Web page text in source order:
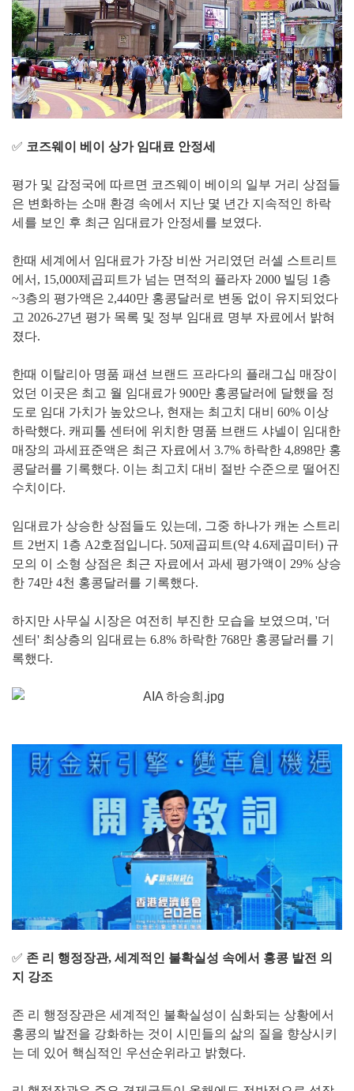
✅ 코즈웨이 베이 상가 임대료 안정세
평가 및 감정국에 따르면 코즈웨이 베이의 일부 거리 상점들
은 변화하는 소매 환경 속에서 지난 몇 년간 지속적인 하락
세를 보인 후 최근 임대료가 안정세를 보였다.
한때 세계에서 임대료가 가장 비싼 거리였던 러셀 스트리트
에서, 15,000제곱피트가 넘는 면적의 플라자 2000 빌딩 1층
~3층의 평가액은 2,440만 홍콩달러로 변동 없이 유지되었다
고 2026-27년 평가 목록 및 정부 임대료 명부 자료에서 밝혀
졌다.
한때 이탈리아 명품 패션 브랜드 프라다의 플래그십 매장이
었던 이곳은 최고 월 임대료가 900만 홍콩달러에 달했을 정
도로 임대 가치가 높았으나, 현재는 최고치 대비 60% 이상
하락했다. 캐피톨 센터에 위치한 명품 브랜드 샤넬이 임대한
매장의 과세표준액은 최근 자료에서 3.7% 하락한 4,898만 홍
콩달러를 기록했다. 이는 최고치 대비 절반 수준으로 떨어진
수치이다.
임대료가 상승한 상점들도 있는데, 그중 하나가 캐논 스트리
트 2번지 1층 A2호점입니다. 50제곱피트(약 4.6제곱미터) 규
모의 이 소형 상점은 최근 자료에서 과세 평가액이 29% 상승
한 74만 4천 홍콩달러를 기록했다.
하지만 사무실 시장은 여전히 부진한 모습을 보였으며, '더
센터' 최상층의 임대료는 6.8% 하락한 768만 홍콩달러를 기
록했다.
✅ 존 리 행정장관, 세계적인 불확실성 속에서 홍콩 발전 의
지 강조
존 리 행정장관은 세계적인 불확실성이 심화되는 상황에서
홍콩의 발전을 강화하는 것이 시민들의 삶의 질을 향상시키
는 데 있어 핵심적인 우선순위라고 밝혔다.